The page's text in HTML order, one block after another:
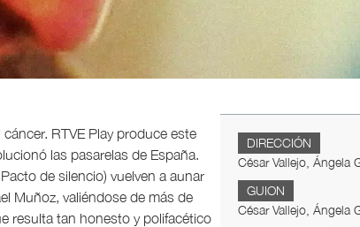
RTVE Play produce este
las pasarelas de España.
de silencio) vuelven a aunar
Muñoz, valiéndose de más de
resulta tan honesto y polifacético
DIRECCIÓN
César Vallejo, Ángela
GUION
César Vallejo, Ángela